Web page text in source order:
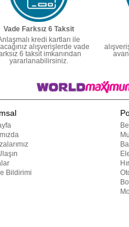
Vade Farksız 6 Taksit
kredi kartları ile
alışverişlerde vade
6 taksit imkanından
yararlanabilirsiniz.
Bildirimi